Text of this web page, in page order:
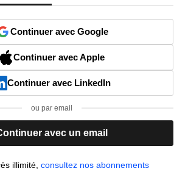
Continuer avec Google
Continuer avec Apple
Continuer avec LinkedIn
ou par email
avec un email
illimité, consultez nos abonnements